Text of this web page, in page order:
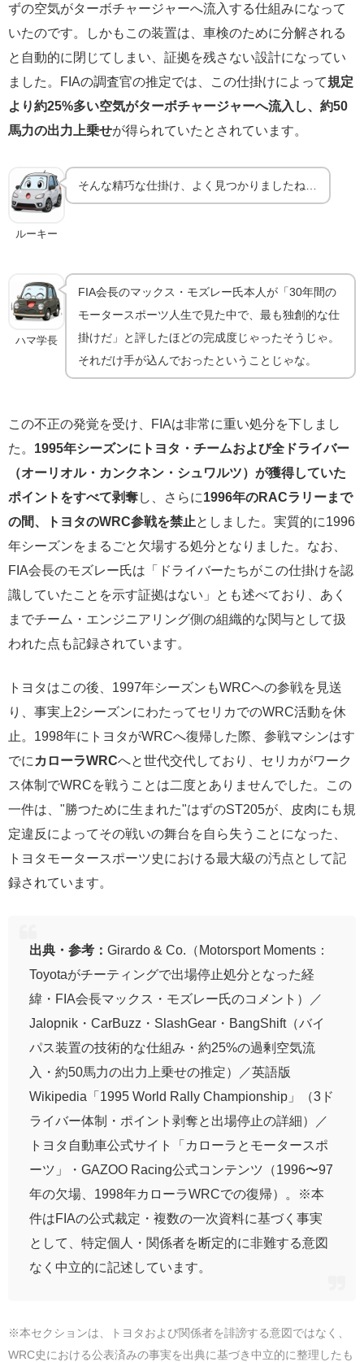
ずの空気がターボチャージャーへ流入する仕組みになって
いたのです。しかもこの装置は、車検のために分解される
と自動的に閉じてしまい、証拠を残さない設計になってい
ました。FIAの調査官の推定では、この仕掛けによって規定
より約25%多い空気がターボチャージャーへ流入し、約50
馬力の出力上乗せが得られていたとされています。
ルーキー
そんな精巧な仕掛け、よく見つかりましたね…
ハマ学長
FIA会長のマックス・モズレー氏本人が「30年間の
モータースポーツ人生で見た中で、最も独創的な仕
掛けだ」と評したほどの完成度じゃったそうじゃ。
それだけ手が込んでおったということじゃな。
この不正の発覚を受け、FIAは非常に重い処分を下しまし
た。 1995年シーズンにトヨタ・チームおよび全ドライバー
（オーリオル・カンクネン・シュワルツ）が獲得していた
ポイントをすべて剥奪し、さらに1996年のRACラリーまで
の間、トヨタのWRC参戦を禁止 としました。実質的に1996
年シーズンをまるごと欠場する処分となりました。なお、
FIA会長のモズレー氏は「ドライバーたちがこの仕掛けを認
識していたことを示す証拠はない」とも述べており、あく
までチーム・エンジニアリング側の組織的な関与として扱
われた点も記録されています。
トヨタはこの後、1997年シーズンもWRCへの参戦を見送
り、事実上2シーズンにわたってセリカでのWRC活動を休
止。1998年にトヨタがWRCへ復帰した際、参戦マシンはす
でに カローラWRCへと世代交代しており、セリカがワーク
ス体制でWRCを戦うことは二度とありませんでした。この
一件は、"勝つために生まれた"はずのST205が、皮肉にも規
定違反によってその戦いの舞台を自ら失うことになった、
トヨタモータースポーツ史における最大級の汚点として記
録されています。
出典・参考： Girardo & Co.（Motorsport Moments：
Toyotaがチーティングで出場停止処分となった経
緯・FIA会長マックス・モズレー氏のコメント）／
Jalopnik・CarBuzz・SlashGear・BangShift（バイ
パス装置の技術的な仕組み・約25%の過剰空気流
入・約50馬力の出力上乗せの推定）／英語版
Wikipedia「1995 World Rally Championship」（3ド
ライバー体制・ポイント剥奪と出場停止の詳細）／
トヨタ自動車公式サイト「カローラとモータースポ
ーツ」・GAZOO Racing公式コンテンツ（1996〜97
年の欠場、1998年カローラWRCでの復帰）。※本
件はFIAの公式裁定・複数の一次資料に基づく事実
として、特定個人・関係者を断定的に非難する意図
なく中立的に記述しています。
※本セクションは、トヨタおよび関係者を誹謗する意図ではなく、
WRC史における公表済みの事実を出典に基づき中立的に整理したも